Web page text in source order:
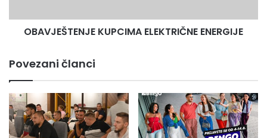
OBAVJEŠTENJE KUPCIMA ELEKTRIČNE ENERGIJE
Povezani članci